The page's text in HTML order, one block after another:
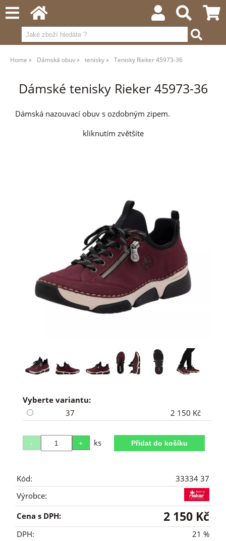
Home Dámská obuv tenisky Tenisky Rieker 45973-36
Dámské tenisky Rieker 45973-36
Dámská nazouvací obuv s ozdobným zipem.
kliknutím zvětšíte
Vyberte variantu:
37
2 150 Kč
ks
Kód:
33334 37
Výrobce:
Cena s DPH:
2 150 Kč
DPH:
21 %